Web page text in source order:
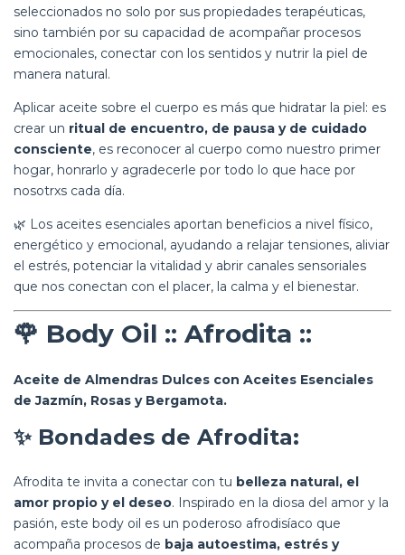
seleccionados no solo por sus propiedades terapéuticas,
sino también por su capacidad de acompañar procesos
emocionales, conectar con los sentidos y nutrir la piel de
manera natural.
Aplicar aceite sobre el cuerpo es más que hidratar la piel: es
crear un ritual de encuentro, de pausa y de cuidado
consciente, es reconocer al cuerpo como nuestro primer
hogar, honrarlo y agradecerle por todo lo que hace por
nosotrxs cada día.
🌿 Los aceites esenciales aportan beneficios a nivel físico,
energético y emocional, ayudando a relajar tensiones, aliviar
el estrés, potenciar la vitalidad y abrir canales sensoriales
que nos conectan con el placer, la calma y el bienestar.
🌹 Body Oil :: Afrodita ::
Aceite de Almendras Dulces con Aceites Esenciales
de Jazmín, Rosas y Bergamota.
✨ Bondades de Afrodita:
Afrodita te invita a conectar con tu belleza natural, el
amor propio y el deseo. Inspirado en la diosa del amor y la
pasión, este body oil es un poderoso afrodisíaco que
acompaña procesos de baja autoestima, estrés y